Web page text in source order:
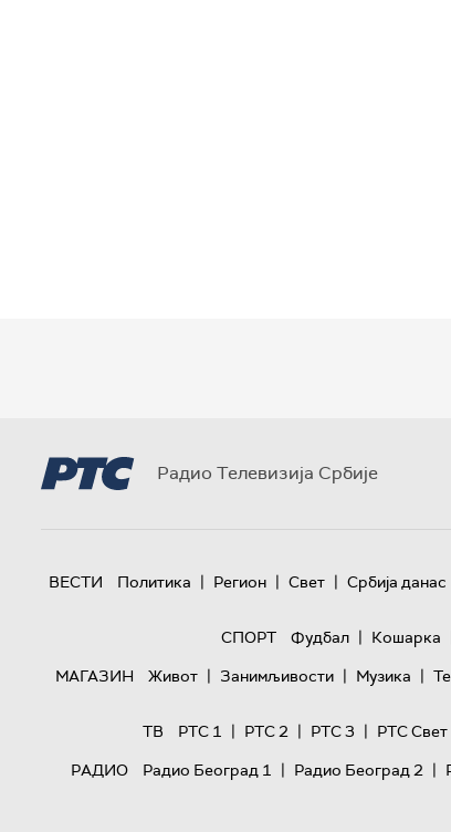
Радио Телевизија Србије
ВЕСТИ Политика | Регион | Свет | Србија данас
СПОРТ
Фудбал | Кошарка
МАГАЗИН
Живот | Занимљивости | Музика |
ТВ
РТС 1 | РТС 2 | РТС 3 | РТС Свет
РАДИО
Радио Београд 1 | Радио Београд 2 |